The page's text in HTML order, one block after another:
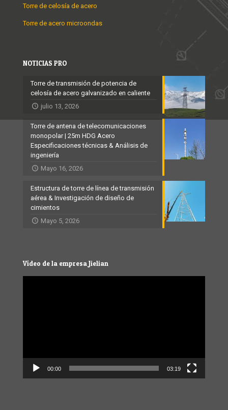
Torre de celosía de acero
Torre de acero microondas
NOTICIAS PRO
Torre de transmisión de potencia de
celosía de acero galvanizado en caliente
julio 13, 2026
Torre de antena de telecomunicaciones
monopolar | 25m HDG Acero
Especificaciones técnicas & Análisis de
ingeniería
Mayo 16, 2026
Estructura de torre de línea de transmisión
aérea & Investigación de diseño de
cimientos
Mayo 5, 2026
Vídeo de la empresa Jielian
00:00 03:19